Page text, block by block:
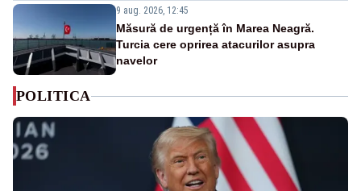
9 aug. 2026, 12:45
Măsură de urgență în Marea Neagră.
Turcia cere oprirea atacurilor asupra
navelor
POLITICA